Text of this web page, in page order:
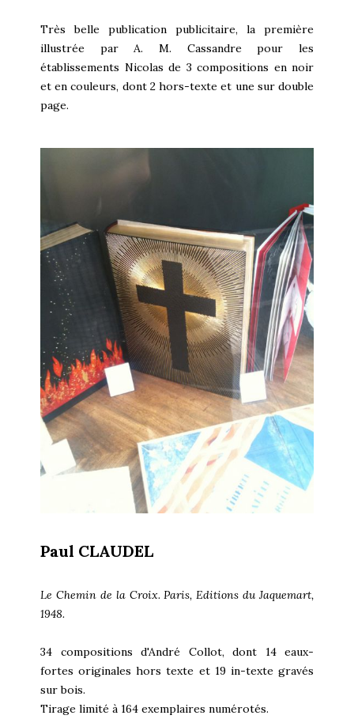
Très belle publication publicitaire, la première
illustrée par A. M. Cassandre pour les
établissements Nicolas de 3 compositions en noir
et en couleurs, dont 2 hors-texte et une sur double
page.
Paul CLAUDEL
Le Chemin de la Croix. Paris, Editions du Jaquemart,
1948.
34 compositions d'André Collot, dont 14 eaux-
fortes originales hors texte et 19 in-texte gravés
sur bois.
Tirage limité à 164 exemplaires numérotés.